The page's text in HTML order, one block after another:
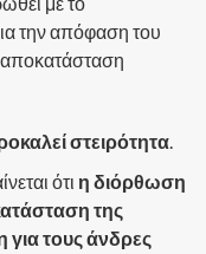
την απόφαση του
αποκατάσταση
στειρότητα.
ότι η διόρθωση
της
για τους άνδρες